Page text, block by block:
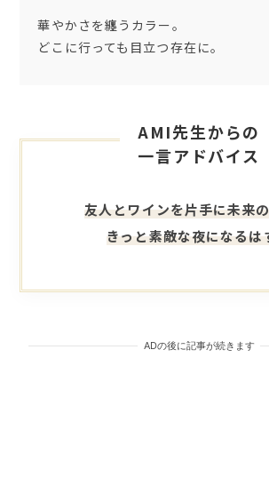
華やかさを纏うカラー。
どこに行っても目立つ存在に。
AMI先生からの
一言アドバイス
友人とワインを片手に未来
きっと素敵な夜になるは
ADの後に記事が続きます